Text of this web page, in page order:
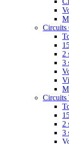
Circuits
2
3
Circuits
2
3